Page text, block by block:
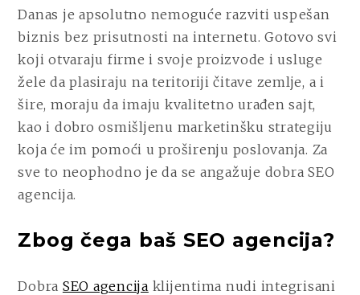
DOBRA
SEO
AGENCIJA
POMOĆI
DA
UNAPREDITE
Danas je apsolutno nemoguće razviti uspešan
biznis bez prisutnosti na internetu. Gotovo svi
koji otvaraju firme i svoje proizvode i usluge
žele da plasiraju na teritoriji čitave zemlje, a i
šire, moraju da imaju kvalitetno urađen sajt,
kao i dobro osmišljenu marketinšku strategiju
koja će im pomoći u proširenju poslovanja. Za
sve to neophodno je da se angažuje dobra SEO
agencija.
Zbog čega baš SEO agencija?
Dobra SEO agencija klijentima nudi integrisani